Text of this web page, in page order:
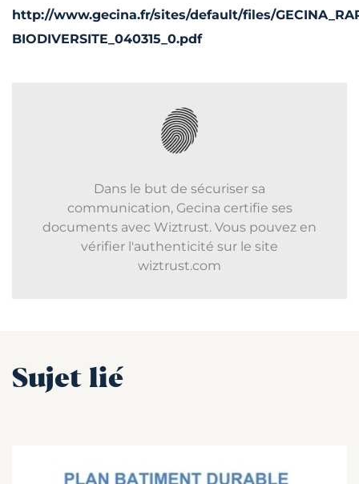
http://www.gecina.fr/sites/default/files/
BIODIVERSITE_040315_0.pdf
Dans le but de sécuriser sa
communication, Gecina certifie ses
documents avec Wiztrust. Vous pouvez en
vérifier l'authenticité sur le site
wiztrust.com
Sujet lié